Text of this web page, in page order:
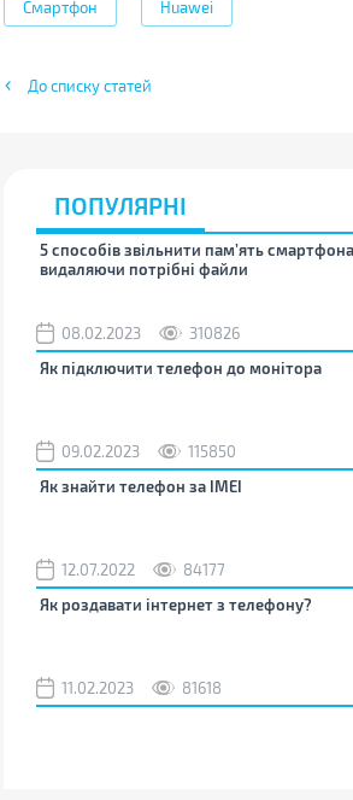
Смартфон Huawei
До списку статей
ПОПУЛЯРНІ
5 способів звільнити пам’ять
видаляючи потрібні файли
08.02.2023
310826
Як підключити телефон до монітора
09.02.2023
115850
Як знайти телефон за IMEI
12.07.2022
84177
Як роздавати інтернет з телефону?
11.02.2023 81618